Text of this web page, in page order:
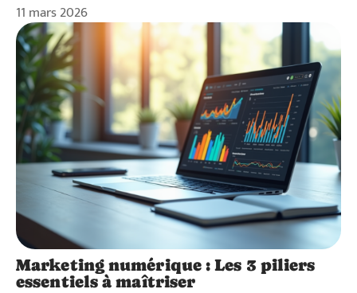
11 mars 2026
Marketing numérique : Les 3 piliers
essentiels à maîtriser